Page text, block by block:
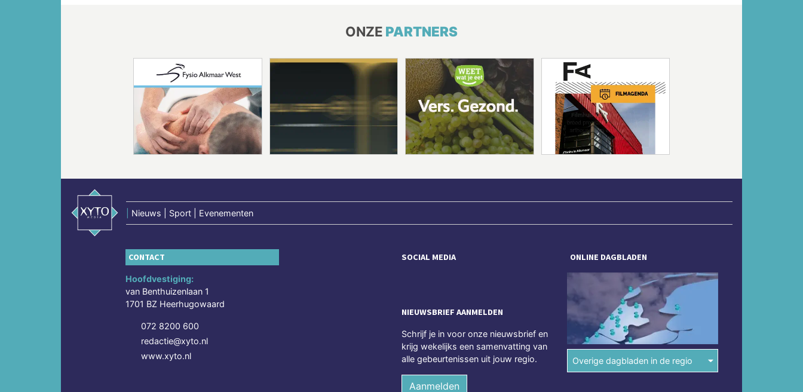
ONZE PARTNERS
Nieuws | Sport | Evenementen
CONTACT
Hoofdvestiging:
van Benthuizenlaan 1
1701 BZ Heerhugowaard
072 8200 600
redactie@xyto.nl
www.xyto.nl
SOCIAL MEDIA
NIEUWSBRIEF AANMELDEN
Schrijf je in voor onze nieuwsbrief en
krijg wekelijks een samenvatting van
alle gebeurtenissen uit jouw regio.
Aanmelden
ONLINE DAGBLADEN
Overige dagbladen in de regio